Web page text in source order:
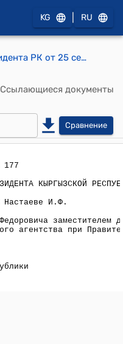
KG RU
Распоряжение Президента РК от 25 сентября 1992 года N РП-177 "О Настаеве И.Ф."
Ссылающиеся документы
Сравнение